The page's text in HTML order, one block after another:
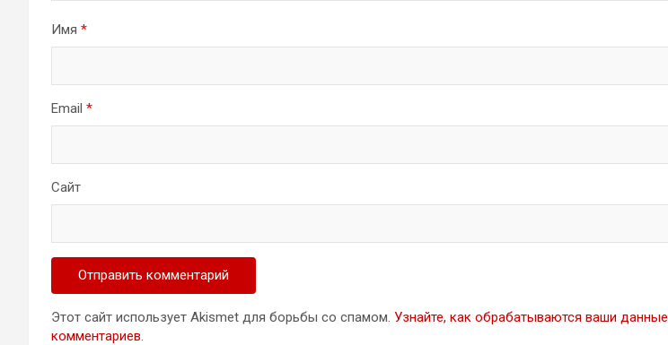
Имя *
Email *
Сайт
Этот сайт использует Akismet для борьбы со спамом. Узнайте, как обрабатываются ваши данные
комментариев.